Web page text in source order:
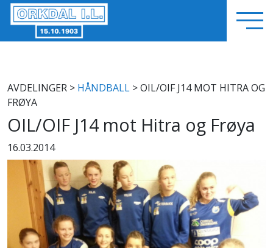
AVDELINGER > HÅNDBALL > OIL/OIF J14 MOT HITRA OG
FRØYA
OIL/OIF J14 mot Hitra og Frøya
16.03.2014